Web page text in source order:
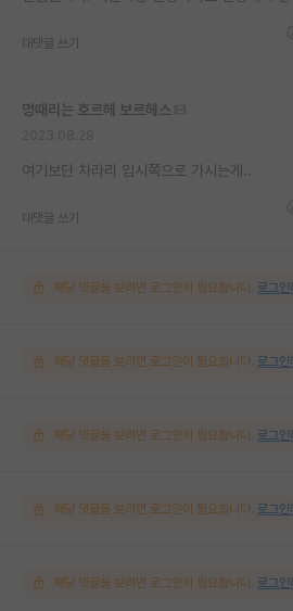
대댓글 쓰기
멍때리는 호르헤 보르헤스
여기보단 차라리 입시쪽으로 가시는게..
대댓글 쓰기
해당 댓글을 보려면 로그인이 필요합니다. 로그인
해당 댓글을 보려면 로그인이 필요합니다. 로그인
해당 댓글을 보려면 로그인이 필요합니다. 로그인
해당 댓글을 보려면 로그인이 필요합니다. 로그인
해당 댓글을 보려면 로그인이 필요합니다. 로그인